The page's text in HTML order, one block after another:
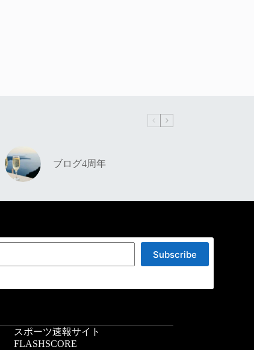
ブログ4周年
Subscribe
スポーツ速報サイト
FLASHSCORE